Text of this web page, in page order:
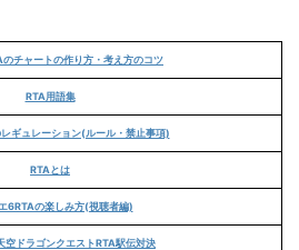
のチャートの作り方・考え方のコツ
RTA用語集
レギュレーション(ルール・禁止事項)
RTAとは
6RTAの楽しみ方(視聴者編)
空ドラゴンクエストRTA駅伝対決